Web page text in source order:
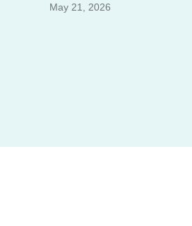
May 21, 2026